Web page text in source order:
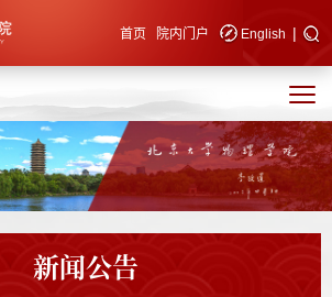
首页 院内门户 English |
新闻公告